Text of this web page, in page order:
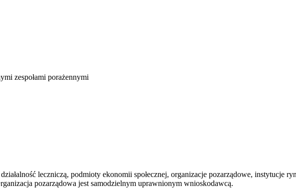
zespołami porażennymi
leczniczą, podmioty ekonomii społecznej, organizacje pozarządowe, instytucje
pozarządowa jest samodzielnym uprawnionym wnioskodawcą.